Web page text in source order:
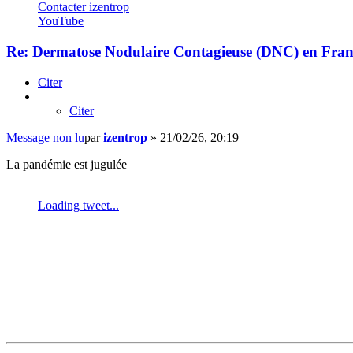
Contacter izentrop
YouTube
Re: Dermatose Nodulaire Contagieuse (DNC) en
Citer
Citer
Message non luparizentrop » 21/02/26, 20:19
La pandémie est jugulée